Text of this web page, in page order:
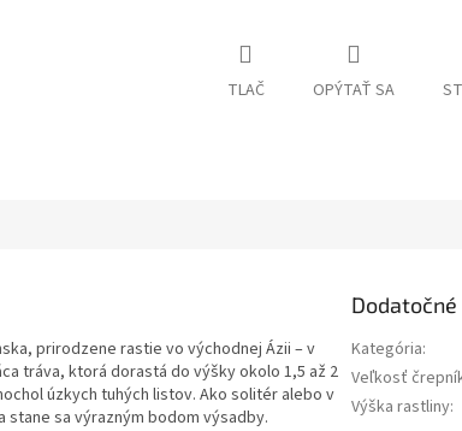
TLAČ OPÝTAŤ SA
prirodzene rastie vo východnej Ázii – v
tráva, ktorá dorastá do výšky okolo 1,5 až 2
úzkych tuhých listov. Ako solitér alebo v
sa výrazným bodom výsadby.
Kategória:
Veľkosť
Výška rastliny: